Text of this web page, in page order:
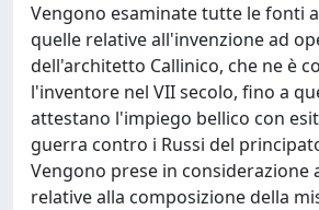
Vengono esaminate tutte le fonti
quelle relative all'invenzione ad
dell'architetto Callinico, che ne è
l'inventore nel VII secolo, fino a
attestano l'impiego bellico con
guerra contro i Russi del
Vengono prese in considerazione
relative alla composizione della